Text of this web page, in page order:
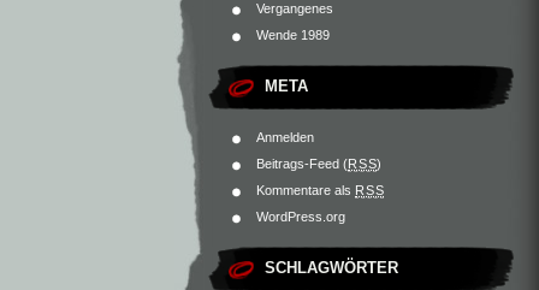
Vergangenes
Wende 1989
META
Anmelden
Beitrags-Feed (RSS)
Kommentare als RSS
WordPress.org
SCHLAGWÖRTER